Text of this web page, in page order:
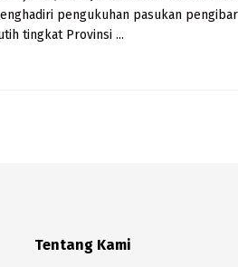
pengukuhan pasukan
tingkat Provinsi ...
Tentang Kami